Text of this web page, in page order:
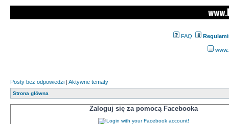
FAQ
Posty bez odpowiedzi | Aktywne tematy
Strona główna
Zaloguj się za pomocą Facebooka